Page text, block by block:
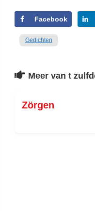
Facebook
Gedichten
Meer van t
Zörgen